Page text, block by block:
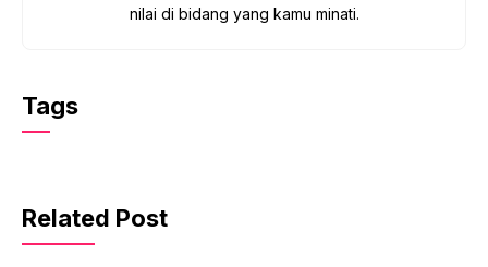
nilai di bidang yang kamu minati.
Tags
Related Post